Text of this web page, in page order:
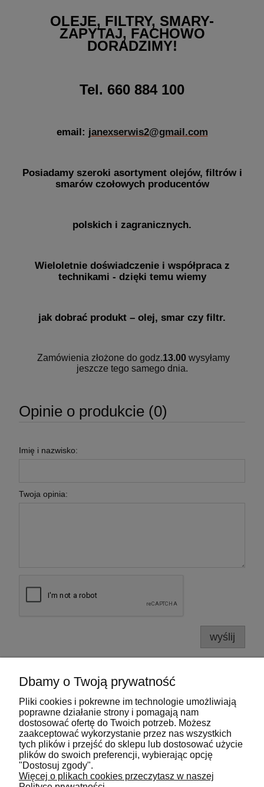
OLEJE, FILTRY, SMARY-
ZAPYTAJ, FACHOWO
DORADZIMY!
Tel. 660 884 100
email: janexserwis2@gmail.com
Posiadamy szeroki asortyment olejów, filtrów i
smarów czołowych producentów
polskich i zagranicznych.
Wieloletnie doświadczenie i współpraca z
technikami - dzięki temu wiemy
jak dobrać produkt – olej, smar czy filtr.
Zamówienia złożone do godz.13.00 wysyłamy
jeszcze tego samego dnia.
Opinie o produkcie (0)
Imię i nazwisko:
Twoja opinia:
wyślij
Pomoc
Moje konto
Płatności i dostawa
Dbamy o Twoją prywatność
Pliki cookies i pokrewne im technologie umożliwiają
poprawne działanie strony i pomagają nam
dostosować ofertę do Twoich potrzeb. Możesz
zaakceptować wykorzystanie przez nas wszystkich
tych plików i przejść do sklepu lub dostosować użycie
plików do swoich preferencji, wybierając opcję
"Dostosuj zgody".
Więcej o plikach cookies przeczytasz w naszej